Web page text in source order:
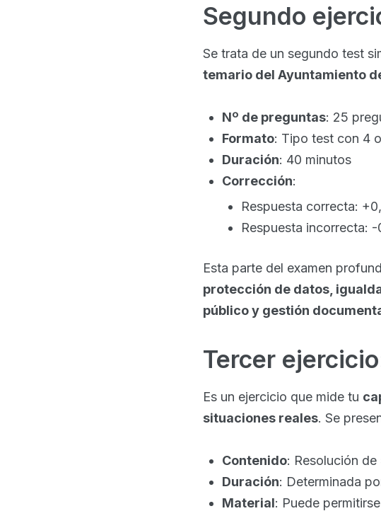
Segundo
Se trata de un segundo test
temario del Ayuntamiento
Nº de preguntas: 25
Formato: Tipo test con 4
Duración: 40 minutos
Corrección:
Respuesta correcta:
Respuesta incorrecta: -
Esta parte del examen
protección de datos,
público y gestión
Tercer
Es un ejercicio que mide tu
situaciones reales. Se
Contenido: Resolución
Duración: Determinada
Material: Puede